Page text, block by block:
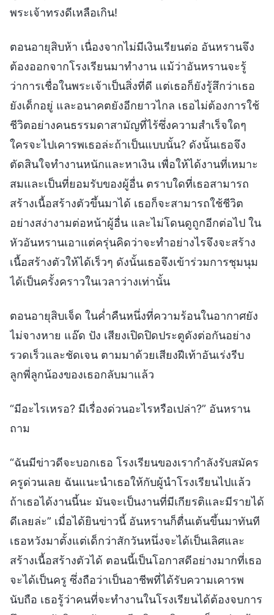
พระเจ้าทรงดีเหลือเกิน!
ตอนอายุสิบห้า เนื่องจากไม่มีเงินเรียนต่อ อันหรานจึง
ต้องออกจากโรงเรียนมาทำงาน แม้ว่าอันหรานจะรู้
ว่าการเชื่อในพระเจ้าเป็นสิ่งที่ดี แต่เธอก็ยังรู้สึกว่าเธอ
ยังเด็กอยู่ และอนาคตยังอีกยาวไกล เธอไม่ต้องการใช้
ชีวิตอย่างคนธรรมดาสามัญที่ไร้ซึ่งความสำเร็จใดๆ
ใครจะไปเคารพเธอล่ะถ้าเป็นแบบนั้น? ดังนั้นเธอจึง
ตัดสินใจทำงานหนักและหาเงิน เพื่อให้ได้งานที่เหมาะ
สมและเป็นที่ยอมรับของผู้อื่น ตราบใดที่เธอสามารถ
สร้างเนื้อสร้างตัวขึ้นมาได้ เธอก็จะสามารถใช้ชีวิต
อย่างสง่างามต่อหน้าผู้อื่น และไม่โดนดูถูกอีกต่อไป ใน
หัวอันหรานเอาแต่ครุ่นคิดว่าจะทำอย่างไรจึงจะสร้าง
เนื้อสร้างตัวให้ได้เร็วๆ ดังนั้นเธอจึงเข้าร่วมการชุมนุม
ได้เป็นครั้งคราวในเวลาว่างเท่านั้น
ตอนอายุสิบเจ็ด ในค่ำคืนหนึ่งที่ความร้อนในอากาศยัง
ไม่จางหาย แอ๊ด ปัง เสียงเปิดปิดประตูดังต่อกันอย่าง
รวดเร็วและชัดเจน ตามมาด้วยเสียงฝีเท้าอันเร่งรีบ
ลูกพี่ลูกน้องของเธอกลับมาแล้ว
“มีอะไรเหรอ? มีเรื่องด่วนอะไรหรือเปล่า?” อันหราน
ถาม
“ฉันมีข่าวดีจะบอกเธอ โรงเรียนของเรากำลังรับสมัคร
ครูด่วนเลย ฉันแนะนำเธอให้กับผู้นำโรงเรียนไปแล้ว
ถ้าเธอได้งานนี้นะ มันจะเป็นงานที่มีเกียรติและมีรายได้
ดีเลยล่ะ” เมื่อได้ยินข่าวนี้ อันหรานก็ตื่นเต้นขึ้นมาทันที
เธอหวังมาตั้งแต่เด็กว่าสักวันหนึ่งจะได้เป็นเลิศและ
สร้างเนื้อสร้างตัวได้ ตอนนี้เป็นโอกาสดีอย่างมากที่เธอ
จะได้เป็นครู ซึ่งถือว่าเป็นอาชีพที่ได้รับความเคารพ
นับถือ เธอรู้ว่าคนที่จะทำงานในโรงเรียนได้ต้องจบการ